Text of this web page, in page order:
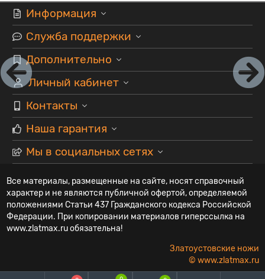
Информация
Служба поддержки
Дополнительно
Личный кабинет
Контакты
Наша гарантия
Мы в социальных сетях
Все материалы, размещенные на сайте, носят справочный
характер и не являются публичной офертой, определяемой
положениями Статьи 437 Гражданского кодекса Российской
Федерации. При копировании материалов гиперссылка на
www.zlatmax.ru обязательна!
Златоустовские ножи
© www.zlatmax.ru